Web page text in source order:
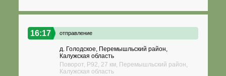
16:17 отправление
д. Голодское, Перемышльский район,
Калужская область
Поворот, Р92, 27 км, Перемышльский район,
Калужская область